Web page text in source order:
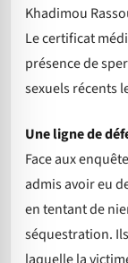
Khadimou
Le certificat
présence de
sexuels récents
Une ligne de
Face aux
admis avoir eu
en tentant de
séquestration.
laquelle la